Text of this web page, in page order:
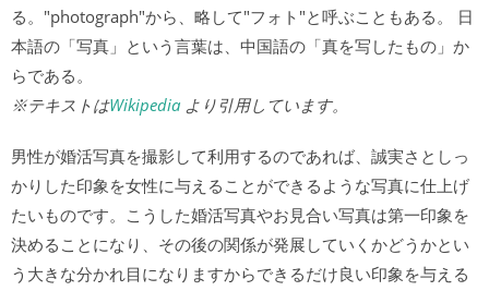
る。"photograph"から、略して"フォト"と呼ぶこともある。 日
本語の「写真」という言葉は、中国語の「真を写したもの」か
らである。
※テキストはWikipedia より引用しています。
男性が婚活写真を撮影して利用するのであれば、誠実さとしっ
かりした印象を女性に与えることができるような写真に仕上げ
たいものです。こうした婚活写真やお見合い写真は第一印象を
決めることになり、その後の関係が発展していくかどうかとい
う大きな分かれ目になりますからできるだけ良い印象を与える